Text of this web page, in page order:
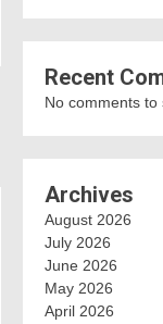
Recent
No comments to
Archives
August 2026
July 2026
June 2026
May 2026
April 2026